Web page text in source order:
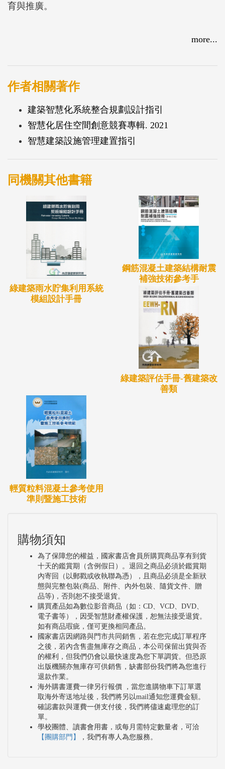
育與推廣。
more...
作者相關著作
建築智慧化系統整合規劃設計指引
智慧化居住空間創意競賽專輯. 2021
智慧建築設施管理建置指引
同機關其他書籍
綠建築雨水貯集利用系統
模組設計手冊
鋼筋混凝土建築結構耐震
補強技術參考手
綠建築評估手冊-舊建築改
善類
輕質粒料混凝土參考使用
準則暨施工技術
購物須知
為了保障您的權益，國家書店會員所購買商品享有到貨
十天的鑑賞期（含例假日）。退回之商品必須於鑑賞期
內寄回（以郵戳或收執聯為憑），且商品必須是全新狀
態與完整包裝(商品、附件、內外包裝、隨貨文件、贈
品等)，否則恕不接受退貨。
購買產品如為數位影音商品（如：CD、VCD、DVD、
電子書等），因受智慧財產權保護，恕無法接受退貨。
如有商品瑕疵，僅可更換相同產品。
國家書店因網路與門市共同銷售，若在您完成訂單程序
之後，若內含售盡無庫存之商品，本公司保留出貨與否
的權利，但我們仍會以最快速度為您下單調貨。但恐原
出版機關亦無庫存可供銷售，缺書部份我們將為您進行
退款作業。
海外購書運費一律另行報價 ，當您進購物車下訂單選
取海外寄送地址後，我們將另以mail通知您運費金額。
確認書款與運費一併支付後，我們將儘速處理您的訂
單。
學校團體、讀書會用書，或每月需特定數量者，可洽
【團購部門】
，我們有專人為您服務。